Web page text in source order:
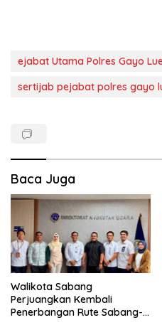
ejabat Utama Polres Gayo
sertijab pejabat polres gayo
Baca Juga
Walikota Sabang
Perjuangkan Kembali
Penerbangan Rute Sabang-